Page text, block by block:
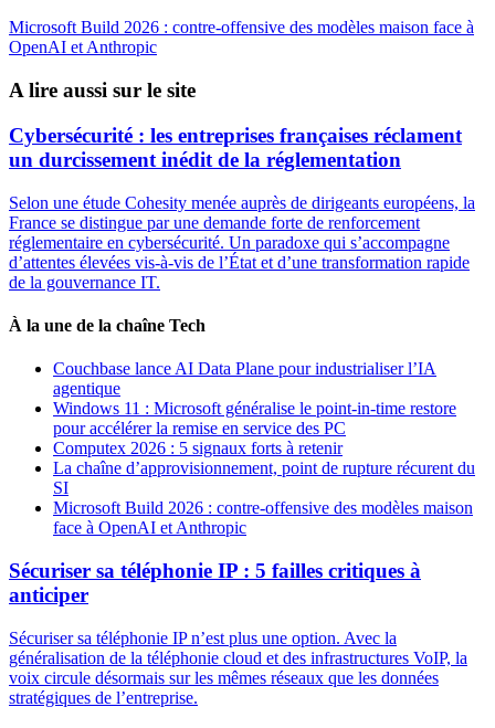
Microsoft Build 2026 : contre-offensive des modèles maison face à
OpenAI et Anthropic
A lire aussi sur le site
Cybersécurité : les entreprises françaises réclament
un durcissement inédit de la réglementation
Selon une étude Cohesity menée auprès de dirigeants européens, la
France se distingue par une demande forte de renforcement
réglementaire en cybersécurité. Un paradoxe qui s’accompagne
d’attentes élevées vis-à-vis de l’État et d’une transformation rapide
de la gouvernance IT.
À la une de la chaîne Tech
Couchbase lance AI Data Plane pour industrialiser l’IA
agentique
Windows 11 : Microsoft généralise le point-in-time restore
pour accélérer la remise en service des PC
Computex 2026 : 5 signaux forts à retenir
La chaîne d’approvisionnement, point de rupture récurent du
SI
Microsoft Build 2026 : contre-offensive des modèles maison
face à OpenAI et Anthropic
Sécuriser sa téléphonie IP : 5 failles critiques à
anticiper
Sécuriser sa téléphonie IP n’est plus une option. Avec la
généralisation de la téléphonie cloud et des infrastructures VoIP, la
voix circule désormais sur les mêmes réseaux que les données
stratégiques de l’entreprise.